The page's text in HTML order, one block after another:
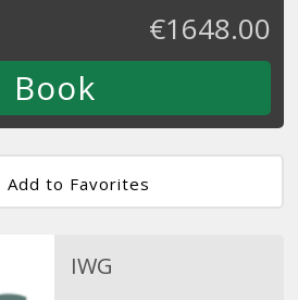
€1648.00
Add to Favorites
IWG